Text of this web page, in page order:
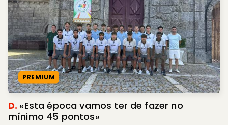
PREMIUM
D. «Esta época vamos ter de fazer no
mínimo 45 pontos»